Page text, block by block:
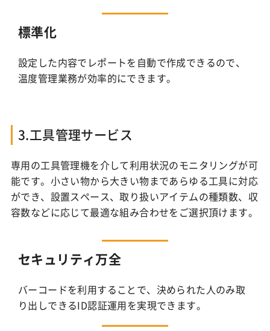
標準化
設定した内容でレポートを自動で作成できるので、
温度管理業務が効率的にできます。
3.工具管理サービス
専用の工具管理機を介して利用状況のモニタリングが可
能です。小さい物から大きい物まであらゆる工具に対応
ができ、設置スペース、取り扱いアイテムの種類数、収
容数などに応じて最適な組み合わせをご選択頂けます。
セキュリティ万全
バーコードを利用することで、決められた人のみ取
り出しできるID認証運用を実現できます。